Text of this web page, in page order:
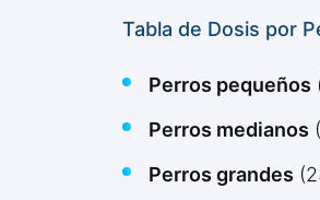
Tabla de Dosis por
Perros pequeños
Perros medianos
Perros grandes